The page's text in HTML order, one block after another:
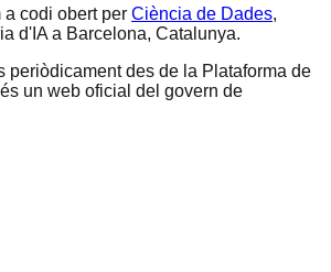
codi obert per Ciència de Dades,
d'IA a Barcelona, Catalunya.
periòdicament des de la Plataforma de
un web oficial del govern de